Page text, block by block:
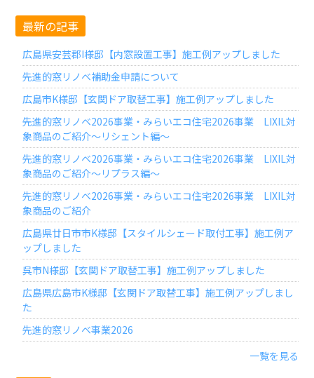
最新の記事
広島県安芸郡I様邸【内窓設置工事】施工例アップしました
先進的窓リノベ補助金申請について
広島市K様邸【玄関ドア取替工事】施工例アップしました
先進的窓リノベ2026事業・みらいエコ住宅2026事業 LIXIL対
象商品のご紹介～リシェント編～
先進的窓リノベ2026事業・みらいエコ住宅2026事業 LIXIL対
象商品のご紹介～リプラス編～
先進的窓リノベ2026事業・みらいエコ住宅2026事業 LIXIL対
象商品のご紹介
広島県廿日市市K様邸【スタイルシェード取付工事】施工例ア
ップしました
呉市N様邸【玄関ドア取替工事】施工例アップしました
広島県広島市K様邸【玄関ドア取替工事】施工例アップしまし
た
先進的窓リノベ事業2026
一覧を見る